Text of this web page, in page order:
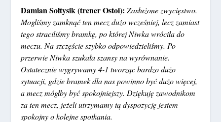
Damian Sołtysik (trener Ostoi):Zasłużone zwycięstwo.
Mogliśmy zamknąć ten mecz dużo wcześniej, lecz zamiast
tego straciliśmy bramkę, po której Niwka wróciła do
meczu. Na szczęście szybko odpowiedzieliśmy. Po
przerwie Niwka szukała szansy na wyrównanie.
Ostatecznie wygrywamy 4-1 tworząc bardzo dużo
sytuacji, gdzie bramek dla nas powinno być dużo więcej,
a mecz mógłby być spokojniejszy. Dziękuję zawodnikom
za ten mecz, jeżeli utrzymamy tą dyspozycję jestem
spokojny o kolejne spotkania.